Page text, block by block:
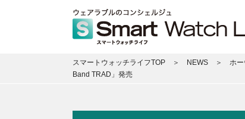
スマートウォッチライフTOP NEWS
ホ
Band TRAD」発売